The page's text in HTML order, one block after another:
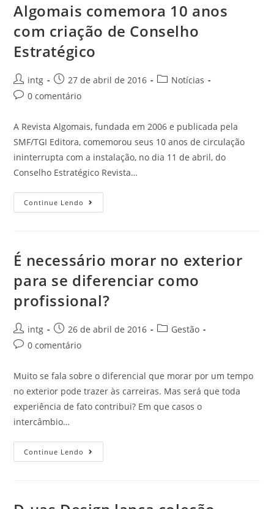
Algomais comemora 10 anos
com criação de Conselho
Estratégico
intg 27 de abril de 2016
Notícias
0 comentário
A Revista Algomais, fundada em 2006 e publicada pela
SMF/TGI Editora, comemorou seus 10 anos de circulação
ininterrupta com a instalação, no dia 11 de abril, do
Conselho Estratégico Revista…
Continue Lendo
É necessário morar no exterior
para se diferenciar como
profissional?
intg 26 de abril de 2016
Gestão
0 comentário
Muito se fala sobre o diferencial que morar por um tempo
no exterior pode trazer às carreiras. Mas será que toda
experiência de fato contribui? Em que casos o
intercâmbio…
Continue Lendo